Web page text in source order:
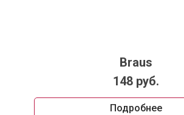
Braus
148 руб.
Подробнее